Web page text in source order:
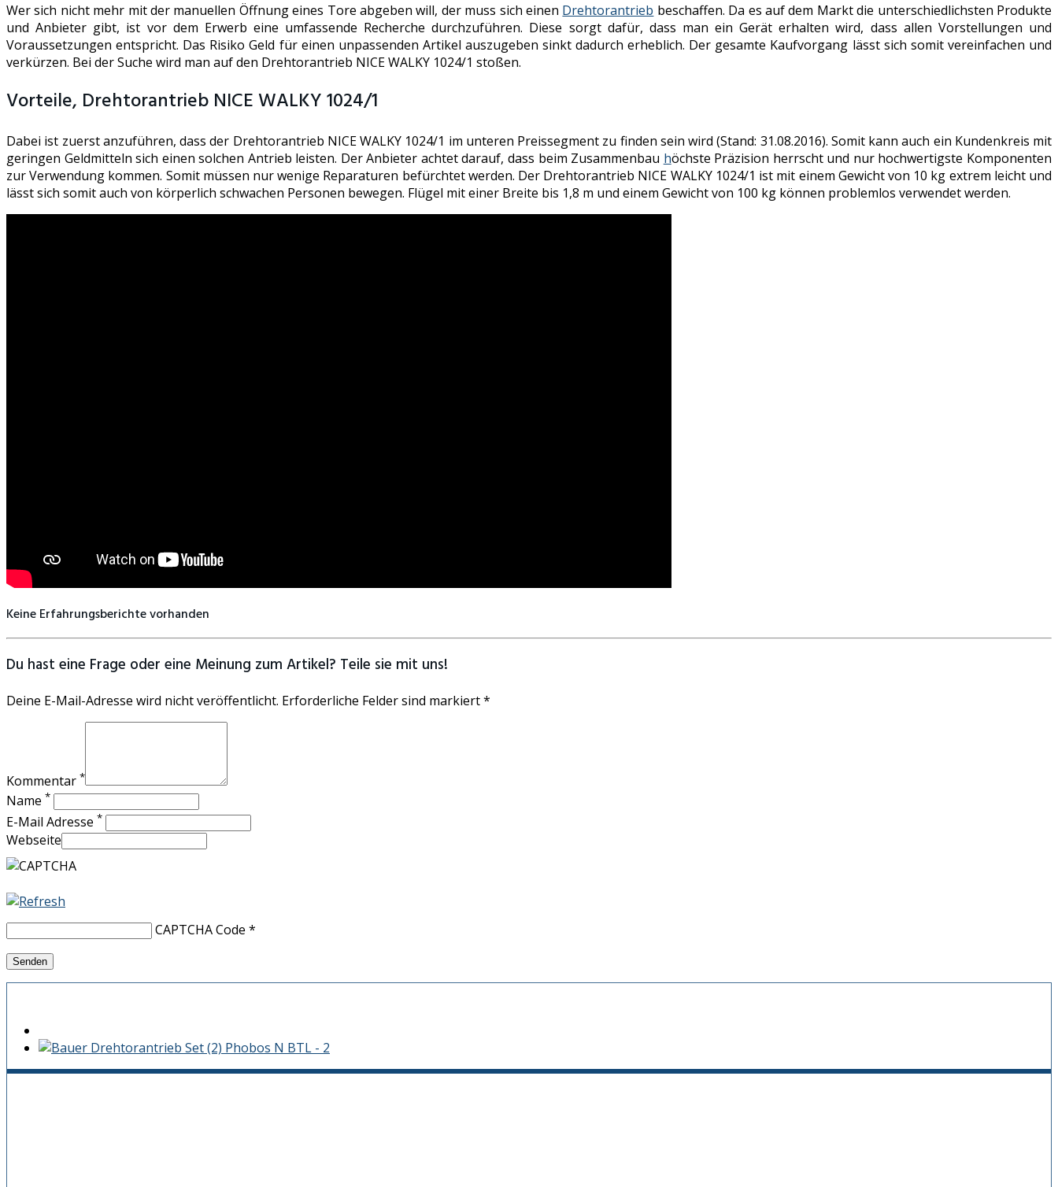
Wer sich nicht mehr mit der manuellen Öffnung eines Tore abgeben will, der muss sich einen Drehtorantrieb beschaffen. Da es auf dem Markt die unterschiedlichsten Produkte
und Anbieter gibt, ist vor dem Erwerb eine umfassende Recherche durchzuführen. Diese sorgt dafür, dass man ein Gerät erhalten wird, dass allen Vorstellungen und
Voraussetzungen entspricht. Das Risiko Geld für einen unpassenden Artikel auszugeben sinkt dadurch erheblich. Der gesamte Kaufvorgang lässt sich somit vereinfachen und
verkürzen. Bei der Suche wird man auf den Drehtorantrieb NICE WALKY 1024/1 stoßen.
Vorteile, Drehtorantrieb NICE WALKY 1024/1
Dabei ist zuerst anzuführen, dass der Drehtorantrieb NICE WALKY 1024/1 im unteren Preissegment zu finden sein wird (Stand: 31.08.2016). Somit kann auch ein Kundenkreis mit
geringen Geldmitteln sich einen solchen Antrieb leisten. Der Anbieter achtet darauf, dass beim Zusammenbau höchste Präzision herrscht und nur hochwertigste Komponenten
zur Verwendung kommen. Somit müssen nur wenige Reparaturen befürchtet werden. Der Drehtorantrieb NICE WALKY 1024/1 ist mit einem Gewicht von 10 kg extrem leicht und
lässt sich somit auch von körperlich schwachen Personen bewegen. Flügel mit einer Breite bis 1,8 m und einem Gewicht von 100 kg können problemlos verwendet werden.
Keine Erfahrungsberichte vorhanden
Du hast eine Frage oder eine Meinung zum Artikel? Teile sie mit uns!
Deine E-Mail-Adresse wird nicht veröffentlicht. Erforderliche Felder sind markiert *
Kommentar *
Name *
E-Mail Adresse *
Webseite
CAPTCHA Code *